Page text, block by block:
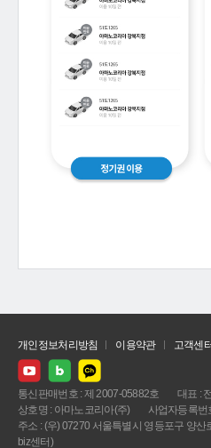
개인정보처리방침 이용약관 고객센
통신판매번호 : 제 2007-05882호
대표 :
상호명 : 아마노코리아(주)
사업자등록번
주소 : (우) 07270 서울특별시 영등포구 양산
biz센터)